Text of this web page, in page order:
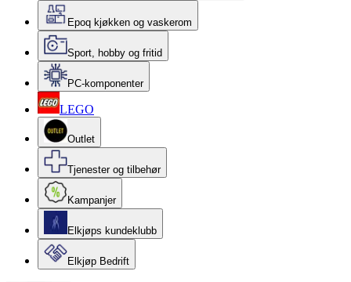
Epoq kjøkken og vaskerom
Sport, hobby og fritid
PC-komponenter
LEGO
Outlet
Tjenester og tilbehør
Kampanjer
Elkjøps kundeklubb
Elkjøp Bedrift